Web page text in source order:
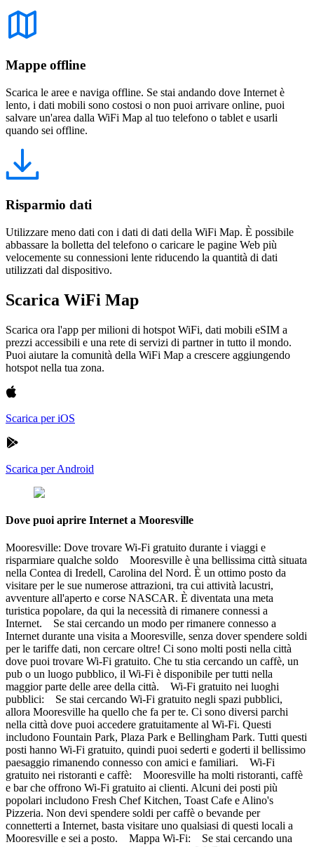
Mappe offline
Scarica le aree e naviga offline. Se stai andando dove Internet è
lento, i dati mobili sono costosi o non puoi arrivare online, puoi
salvare un'area dalla WiFi Map al tuo telefono o tablet e usarli
quando sei offline.
Risparmio dati
Utilizzare meno dati con i dati di dati della WiFi Map. È possibile
abbassare la bolletta del telefono o caricare le pagine Web più
velocemente su connessioni lente riducendo la quantità di dati
utilizzati dal dispositivo.
Scarica WiFi Map
Scarica ora l'app per milioni di hotspot WiFi, dati mobili eSIM a
prezzi accessibili e una rete di servizi di partner in tutto il mondo.
Puoi aiutare la comunità della WiFi Map a crescere aggiungendo
hotspot nella tua zona.
Scarica per iOS
Scarica per Android
Dove puoi aprire Internet a Mooresville
Mooresville: Dove trovare Wi-Fi gratuito durante i viaggi e
risparmiare qualche soldo Mooresville è una bellissima città situata
nella Contea di Iredell, Carolina del Nord. È un ottimo posto da
visitare per le sue numerose attrazioni, tra cui attività lacustri,
avventure all'aperto e corse NASCAR. È diventata una meta
turistica popolare, da qui la necessità di rimanere connessi a
Internet. Se stai cercando un modo per rimanere connesso a
Internet durante una visita a Mooresville, senza dover spendere soldi
per le tariffe dati, non cercare oltre! Ci sono molti posti nella città
dove puoi trovare Wi-Fi gratuito. Che tu stia cercando un caffè, un
pub o un luogo pubblico, il Wi-Fi è disponibile per tutti nella
maggior parte delle aree della città. Wi-Fi gratuito nei luoghi
pubblici: Se stai cercando Wi-Fi gratuito negli spazi pubblici,
allora Mooresville ha quello che fa per te. Ci sono diversi parchi
nella città dove puoi accedere gratuitamente al Wi-Fi. Questi
includono Fountain Park, Plaza Park e Bellingham Park. Tutti questi
posti hanno Wi-Fi gratuito, quindi puoi sederti e goderti il bellissimo
paesaggio rimanendo connesso con amici e familiari. Wi-Fi
gratuito nei ristoranti e caffè: Mooresville ha molti ristoranti, caffè
e bar che offrono Wi-Fi gratuito ai clienti. Alcuni dei posti più
popolari includono Fresh Chef Kitchen, Toast Cafe e Alino's
Pizzeria. Non devi spendere soldi per caffè o bevande per
connetterti a Internet, basta visitare uno qualsiasi di questi locali a
Mooresville e sei a posto. Mappa Wi-Fi: Se stai cercando una